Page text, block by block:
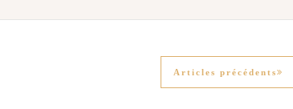
Articles précédents